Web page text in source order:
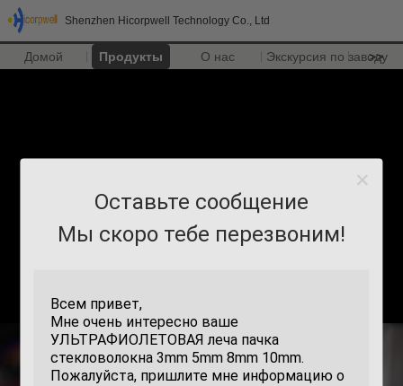
Shenzhen Hicorpwell Technology Co., Ltd
Домой Продукты О нас Экскурсия по заводу
>>
Оставьте сообщение
Мы скоро тебе перезвоним!